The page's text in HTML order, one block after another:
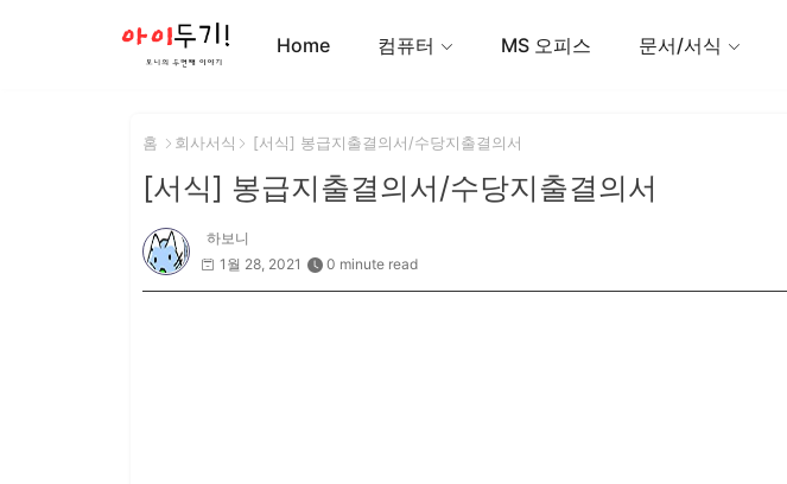
Home 컴퓨터 MS 오피스 문서/서식
홈 회사서식 [서식] 봉급지출결의서/수당지출결의서
[서식] 봉급지출결의서/수당지출결의서
하보니
1월 28, 2021
0 minute read